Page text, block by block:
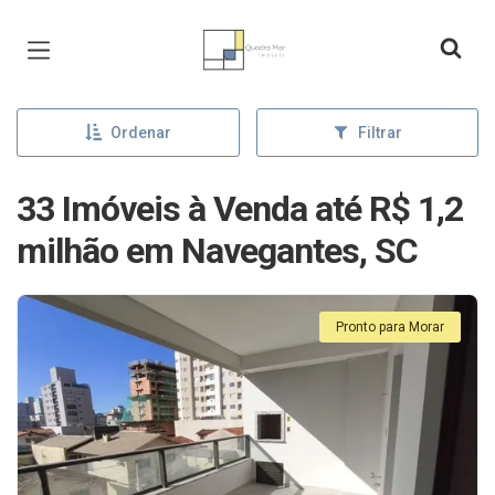
Página inicial
Ordenar Filtrar
33 Imóveis à Venda até R$ 1,2
milhão em Navegantes, SC
Pronto para Morar